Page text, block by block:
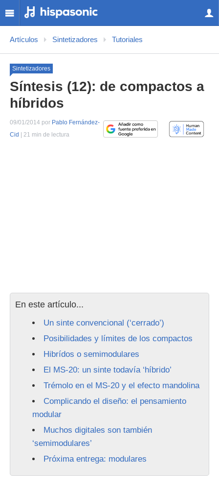
Artículos Sintetizadores Tutoriales
Sintetizadores
Síntesis (12): de compactos a
híbridos
09/01/2014 por Pablo Fernández-
Cid
| 21 min de lectura
En este artículo...
Un sinte convencional (‘cerrado’)
Posibilidades y límites de los compactos
Hibrídos o semimodulares
El MS-20: un sinte todavía ‘híbrido’
Trémolo en el MS-20 y el efecto mandolina
Complicando el diseño: el pensamiento
modular
Muchos digitales son también
‘semimodulares’
Próxima entrega: modulares